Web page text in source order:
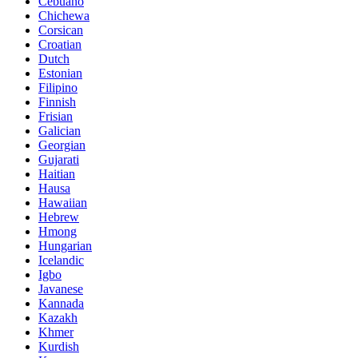
Chichewa
Corsican
Croatian
Dutch
Estonian
Filipino
Finnish
Frisian
Galician
Georgian
Gujarati
Haitian
Hausa
Hawaiian
Hebrew
Hmong
Hungarian
Icelandic
Igbo
Javanese
Kannada
Kazakh
Khmer
Kurdish